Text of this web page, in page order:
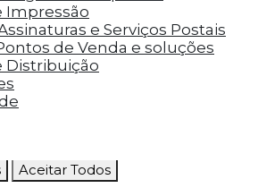
são usados para
anúncios
base nas páginas que eles
analisar a eficácia da
Aceitar Todos
Impressão
e Serviços Postais
de Venda e soluções
Distribuição